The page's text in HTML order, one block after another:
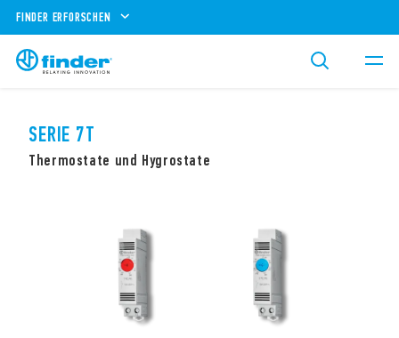
FINDER ERFORSCHEN
SERIE 7T
Thermostate und Hygrostate